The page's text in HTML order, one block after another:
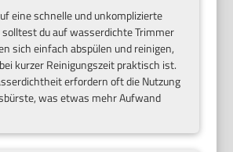
eine schnelle und unkomplizierte
solltest du auf wasserdichte Trimmer
sich einfach abspülen und reinigen,
kurzer Reinigungszeit praktisch ist.
erfordern oft die Nutzung
was etwas mehr Aufwand